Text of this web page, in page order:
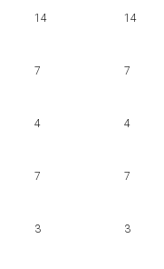
14 14
7 7
4 4
7 7
3 3